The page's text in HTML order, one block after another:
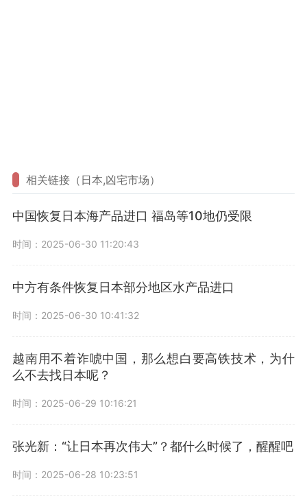
相关链接（日本,凶宅市场）
中国恢复日本海产品进口 福岛等10地仍受限
时间：2025-06-30 11:20:43
中方有条件恢复日本部分地区水产品进口
时间：2025-06-30 10:41:32
越南用不着诈唬中国，那么想白要高铁技术，为什
么不去找日本呢？
时间：2025-06-29 10:16:21
张光新：“让日本再次伟大”？都什么时候了，醒醒吧
时间：2025-06-28 10:23:51